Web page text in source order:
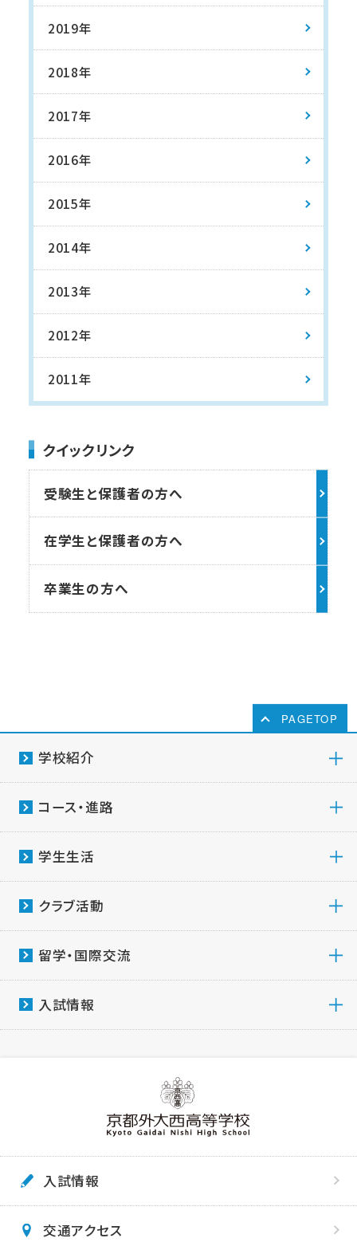
2019年
2018年
2017年
2016年
2015年
2014年
2013年
2012年
2011年
クイックリンク
受験生と保護者の方へ
在学生と保護者の方へ
卒業生の方へ
PAGETOP
学校紹介
コース・進路
学生生活
クラブ活動
留学・国際交流
入試情報
入試情報
交通アクセス